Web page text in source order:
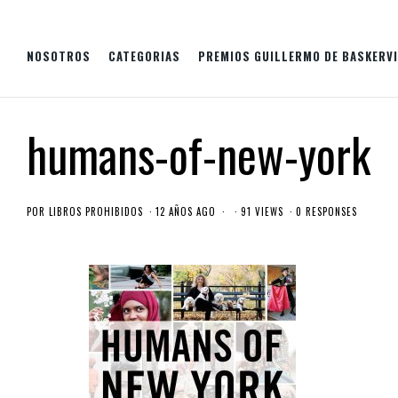
NOSOTROS CATEGORIAS PREMIOS GUILLERMO DE
humans-of-new-york
POR LIBROS PROHIBIDOS 12 AÑOS AGO 91 VIEWS 0 RESPONSES